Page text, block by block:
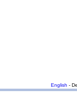
English -